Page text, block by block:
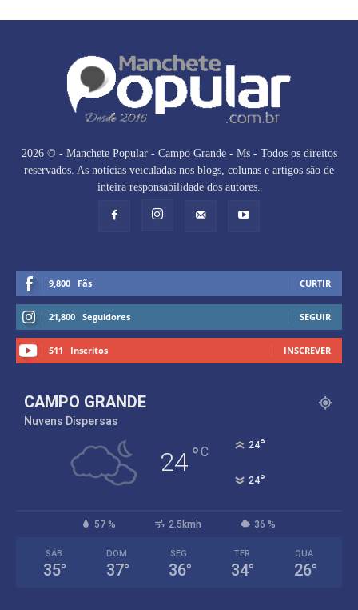
2026 © - Manchete Popular - Campo Grande - Ms - Todos os direitos
reservados. As notícias veiculadas nos blogs, colunas e artigos são de
inteira responsabilidade dos autores.
9,800 Fãs CURTIR
21,800 Seguidores SEGUIR
511 Inscritos INSCREVER
CAMPO GRANDE
Nuvens Dispersas
24°C 24°
24°
57 % 2.5kmh 36 %
SÁB
35°
DOM
37°
SEG
36°
TER
34°
QUA
26°